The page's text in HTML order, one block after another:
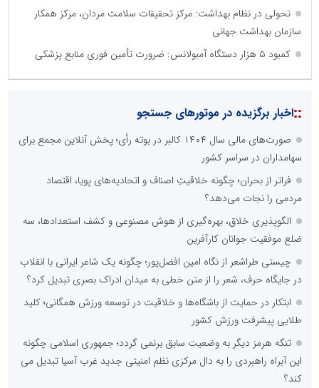
تحولی در نظام بهداشت: مرکز تحقیقات سلامت مردان، مرکز همکار
سازمان بهداشت جهانی
کمبود ۵ هزار دستگاه آمبولانس: ضرورت تأمین فوری منابع پزشکی
::اخبار برگزیده در موتورهای جستجو
صورت‌های مالی سال ۱۴۰۴ کالبر در بوته رأی؛ پخش آنلاین مجمع برای
سهامداران در سراسر کشور
فراتر از بحران؛ چگونه خلاقیتِ اصناف و اتحادیه‌های پویا، اقتصاد
مردمی را نجات می‌دهد؟
الگوپذیری خلاق، بهره‌گیری از هوش مصنوعی و کشف استعدادها، سه
ضلع موفقیت جوانان کارآفرین
چیستی طراشعر از نگاه امین افضل‌پور؛ چگونه یک شاعر ایرانی با انقلاب
در جایگاه حرف، شعر را از متن خطی به میدان ادراک بصری تبدیل کرد؟
ابتکار در حمایت از باشگاه‌ها و خلاقیت در توسعه ورزش همگانی؛ کلید
طلایی پیشرفت ورزش کشور
تنگه هرمز دیگر به وضعیت سابق برنمی گردد؛ جمهوری اسلامی چگونه
این آبراه راهبردی را به دال مرکزی نظم امنیتی جدید غرب آسیا تبدیل می
کند؟